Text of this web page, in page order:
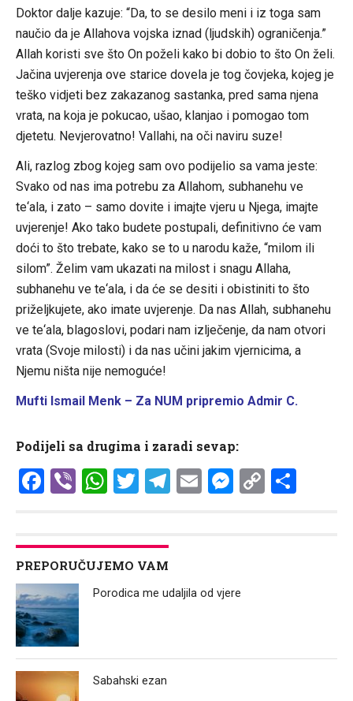
Doktor dalje kazuje: “Da, to se desilo meni i iz toga sam
naučio da je Allahova vojska iznad (ljudskih) ograničenja.”
Allah koristi sve što On poželi kako bi dobio to što On želi.
Jačina uvjerenja ove starice dovela je tog čovjeka, kojeg je
teško vidjeti bez zakazanog sastanka, pred sama njena
vrata, na koja je pokucao, ušao, klanjao i pomogao tom
djetetu. Nevjerovatno! Vallahi, na oči naviru suze!
Ali, razlog zbog kojeg sam ovo podijelio sa vama jeste:
Svako od nas ima potrebu za Allahom, subhanehu ve
te‘ala, i zato – samo dovite i imajte vjeru u Njega, imajte
uvjerenje! Ako tako budete postupali, definitivno će vam
doći to što trebate, kako se to u narodu kaže, “milom ili
silom”. Želim vam ukazati na milost i snagu Allaha,
subhanehu ve te‘ala, i da će se desiti i obistiniti to što
priželjkujete, ako imate uvjerenje. Da nas Allah, subhanehu
ve te‘ala, blagoslovi, podari nam izlječenje, da nam otvori
vrata (Svoje milosti) i da nas učini jakim vjernicima, a
Njemu ništa nije nemoguće!
Mufti Ismail Menk – Za NUM pripremio Admir C.
Podijeli sa drugima i zaradi sevap:
Facebook
ViberWhatsApp
Twitter
Telegram
EmailCopy
PREPORUČUJEMO VAM
Porodica me udaljila od vjere
Sabahski ezan